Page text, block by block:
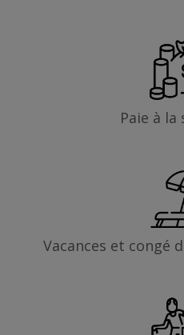
Paie à la
Vacances et congé